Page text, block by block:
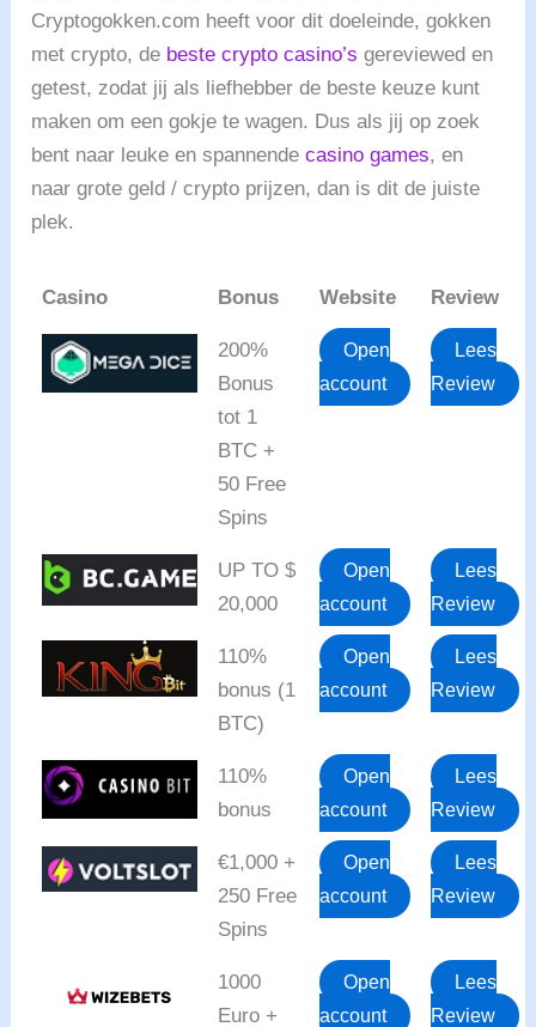
Cryptogokken.com heeft voor dit doeleinde, gokken
met crypto, de beste crypto casino’s gereviewed en
getest, zodat jij als liefhebber de beste keuze kunt
maken om een gokje te wagen. Dus als jij op zoek
bent naar leuke en spannendecasino games, en
naar grote geld / crypto prijzen, dan is dit de juiste
plek.
Casino Bonus Website Review
200%
Bonus
tot 1
BTC +
50 Free
Spins
Open
account
Lees
Review
UP TO $
20,000
Open
account
Lees
Review
110%
bonus (1
BTC)
Open
account
Lees
Review
110%
bonus
Open
account
Lees
Review
€1,000 +
250 Free
Spins
Open
account
Lees
Review
1000
Euro +
Open
account
Lees
Review